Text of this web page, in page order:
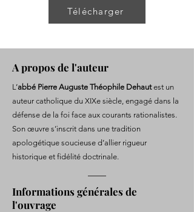
Télécharger
A propos de l'auteur
L’abbé Pierre Auguste Théophile Dehautest un
auteur catholique du XIXe siècle, engagé dans la
défense de la foi face aux courants rationalistes.
Son œuvre s’inscrit dans une tradition
apologétique soucieuse d’allier rigueur
historique et fidélité doctrinale.
Informations générales de
l'ouvrage